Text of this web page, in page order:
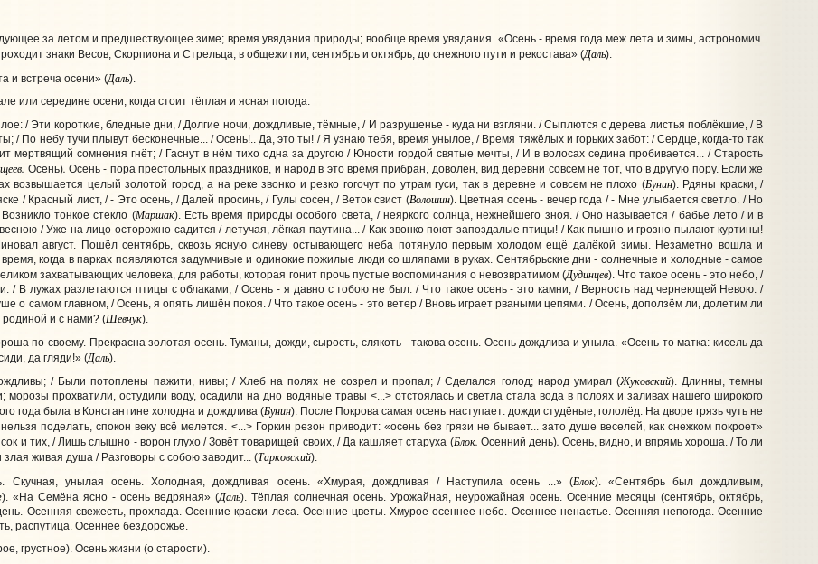
за летом и предшествующее зиме; время увядания природы; вообще время увядания. «Осень - время года меж лета и зимы, астрономич.
знаки Весов, Скорпиона и Стрельца; в общежитии, сентябрь и октябрь, до снежного пути и рекостава» (Даль).
и встреча осени» (Даль).
или середине осени, когда стоит тёплая и ясная погода.
/ Эти короткие, бледные дни, / Долгие ночи, дождливые, тёмные, / И разрушенье - куда ни взгляни. / Сыплются с дерева листья поблёкшие, / В
/ По небу тучи плывут бесконечные... / Осень!.. Да, это ты! / Я узнаю тебя, время унылое, / Время тяжёлых и горьких забот: / Сердце, когда-то так
мертвящий сомнения гнёт; / Гаснут в нём тихо одна за другою / Юности гордой святые мечты, / И в волосах седина пробивается... / Старость
Осень). Осень - пора престольных праздников, и народ в это время прибран, доволен, вид деревни совсем не тот, что в другую пору. Если же
возвышается целый золотой город, а на реке звонко и резко гогочут по утрам гуси, так в деревне и совсем не плохо (Бунин). Рдяны краски, /
/ Красный лист, / - Это осень, / Далей просинь, / Гулы сосен, / Веток свист (Волошин). Цветная осень - вечер года / - Мне улыбается светло. / Но
тонкое стекло (Маршак). Есть время природы особого света, / неяркого солнца, нежнейшего зноя. / Оно называется / бабье лето / и в
/ Уже на лицо осторожно садится / летучая, лёгкая паутина... / Как звонко поют запоздалые птицы! / Как пышно и грозно пылают куртины!
август. Пошёл сентябрь, сквозь ясную синеву остывающего неба потянуло первым холодом ещё далёкой зимы. Незаметно вошла и
когда в парках появляются задумчивые и одинокие пожилые люди со шляпами в руках. Сентябрьские дни - солнечные и холодные - самое
захватывающих человека, для работы, которая гонит прочь пустые воспоминания о невозвратимом (Дудинцев). Что такое осень - это небо, /
/ В лужах разлетаются птицы с облаками, / Осень - я давно с тобою не был. / Что такое осень - это камни, / Верность над чернеющей Невою. /
о самом главном, / Осень, я опять лишён покоя. / Что такое осень - это ветер / Вновь играет рваными цепями. / Осень, доползём ли, долетим ли
родиной и с нами? (Шевчук).
по-своему. Прекрасна золотая осень. Туманы, дожди, сырость, слякоть - такова осень. Осень дождлива и уныла. «Осень-то матка: кисель да
да гляди!» (Даль).
/ Были потоплены пажити, нивы; / Хлеб на полях не созрел и пропал; / Сделался голод; народ умирал (Жуковский). Длинны, темны
морозы прохватили, остудили воду, осадили на дно водяные травы <...> отстоялась и светла стала вода в полоях и заливах нашего широкого
года была в Константине холодна и дождлива (Бунин). После Покрова самая осень наступает: дожди студёные, гололёд. На дворе грязь чуть не
поделать, спокон веку всё мелется. <...> Горкин резон приводит: «осень без грязи не бывает... зато душе веселей, как снежком покроет»
и тих, / Лишь слышно - ворон глухо / Зовёт товарищей своих, / Да кашляет старуха (Блок. Осенний день).Осень, видно, и впрямь хороша. / То ли
злая живая душа / Разговоры с собою заводит... (Тарковский).
Скучная, унылая осень. Холодная, дождливая осень. «Хмурая, дождливая / Наступила осень ...» (Блок). «Сентябрь был дождливым,
). «На Семёна ясно - осень ведряная» (Даль). Тёплая солнечная осень. Урожайная, неурожайная осень. Осенние месяцы (сентябрь, октябрь,
Осенняя свежесть, прохлада. Осенние краски леса. Осенние цветы. Хмурое осеннее небо. Осеннее ненастье. Осенняя непогода. Осенние
распутица. Осеннее бездорожье.
грустное). Осень жизни (о старости).